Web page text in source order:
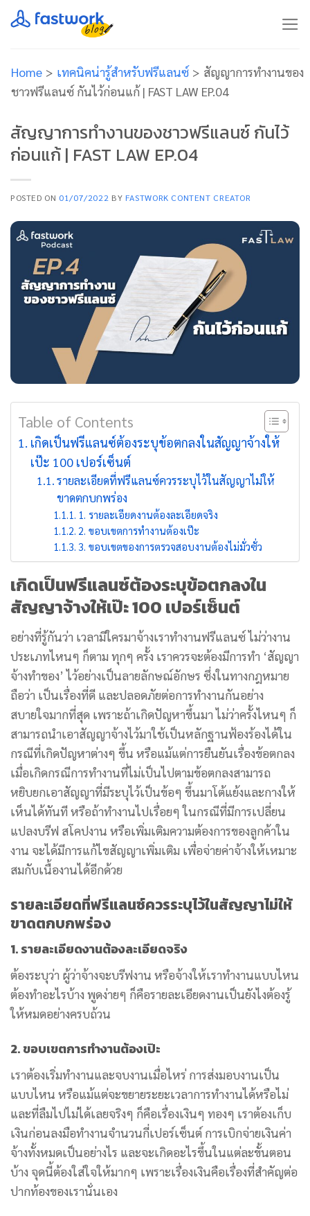
Skip
to
Home > เทคนิคน่ารู้สำหรับฟรีแลนซ์ > สัญญาการทำงานของ
ชาวฟรีแลนซ์ กันไว้ก่อนแก้ | FAST LAW EP.04
สัญญาการทำงานของชาวฟรีแลนซ์ กันไว้
ก่อนแก้ | FAST LAW EP.04
POSTED ON 01/07/2022 BY FASTWORK CONTENT CREATOR
Table of Contents
เกิดเป็นฟรีแลนซ์ต้องระบุข้อตกลงในสัญญาจ้างให้
เป๊ะ 100 เปอร์เซ็นต์
รายละเอียดที่ฟรีแลนซ์ควรระบุไว้ในสัญญาไม่ให้
ขาดตกบกพร่อง
1. รายละเอียดงานต้องละเอียดจริง
2. ขอบเขตการทำงานต้องเป๊ะ
3. ขอบเขตของการตรวจสอบงานต้องไม่มั่วซั่ว
เกิดเป็นฟรีแลนซ์ต้องระบุข้อตกลงใน
สัญญาจ้างให้เป๊ะ 100 เปอร์เซ็นต์
อย่างที่รู้กันว่า เวลามีใครมาจ้างเราทำงานฟรีแลนซ์ ไม่ว่างาน
ประเภทไหนๆ ก็ตาม ทุกๆ ครั้ง เราควรจะต้องมีการทำ ‘สัญญา
จ้างทำของ’ ไว้อย่างเป็นลายลักษณ์อักษร ซึ่งในทางกฎหมาย
ถือว่า เป็นเรื่องที่ดี และปลอดภัยต่อการทำงานกันอย่าง
สบายใจมากที่สุด เพราะถ้าเกิดปัญหาขึ้นมา ไม่ว่าครั้งไหนๆ ก็
สามารถนำเอาสัญญาจ้างไว้มาใช้เป็นหลักฐานฟ้องร้องได้ใน
กรณีที่เกิดปัญหาต่างๆ ขึ้น หรือแม้แต่การยืนยันเรื่องข้อตกลง
เมื่อเกิดกรณีการทำงานที่ไม่เป็นไปตามข้อตกลงสามารถ
หยิบยกเอาสัญญาที่มีระบุไว้เป็นข้อๆ ขึ้นมาโต้แย้งและกางให้
เห็นได้ทันที หรือถ้าทำงานไปเรื่อยๆ ในกรณีที่มีการเปลี่ยน
แปลงบรีฟ สโคปงาน หรือเพิ่มเติมความต้องการของลูกค้าใน
งาน จะได้มีการแก้ไขสัญญาเพิ่มเติม เพื่อจ่ายค่าจ้างให้เหมาะ
สมกับเนื้องานได้อีกด้วย
รายละเอียดที่ฟรีแลนซ์ควรระบุไว้ในสัญญาไม่ให้
ขาดตกบกพร่อง
1. รายละเอียดงานต้องละเอียดจริง
ต้องระบุว่า ผู้ว่าจ้างจะบรีฟงาน หรือจ้างให้เราทำงานแบบไหน
ต้องทำอะไรบ้าง พูดง่ายๆ ก็คือรายละเอียดงานเป็นยังไงต้องรู้
ให้หมดอย่างครบถ้วน
2. ขอบเขตการทำงานต้องเป๊ะ
เราต้องเริ่มทำงานและจบงานเมื่อไหร่ การส่งมอบงานเป็น
แบบไหน หรือแม้แต่จะขยายระยะเวลาการทำงานได้หรือไม่
และที่ลืมไปไม่ได้เลยจริงๆ ก็คือเรื่องเงินๆ ทองๆ เราต้องเก็บ
เงินก่อนลงมือทำงานจำนวนกี่เปอร์เซ็นต์ การเบิกจ่ายเงินค่า
จ้างทั้งหมดเป็นอย่างไร และจะเกิดอะไรขึ้นในแต่ละขั้นตอน
บ้าง จุดนี้ต้องใส่ใจให้มากๆ เพราะเรื่องเงินคือเรื่องที่สำคัญต่อ
ปากท้องของเรานั่นเอง